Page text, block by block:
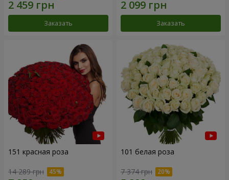
Заказать Заказать
151 красная роза
14 289 грн
101 белая роза
7 374 грн